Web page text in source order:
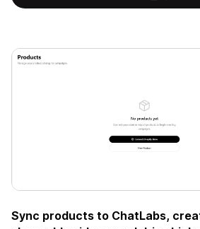
Sync products to ChatLabs,